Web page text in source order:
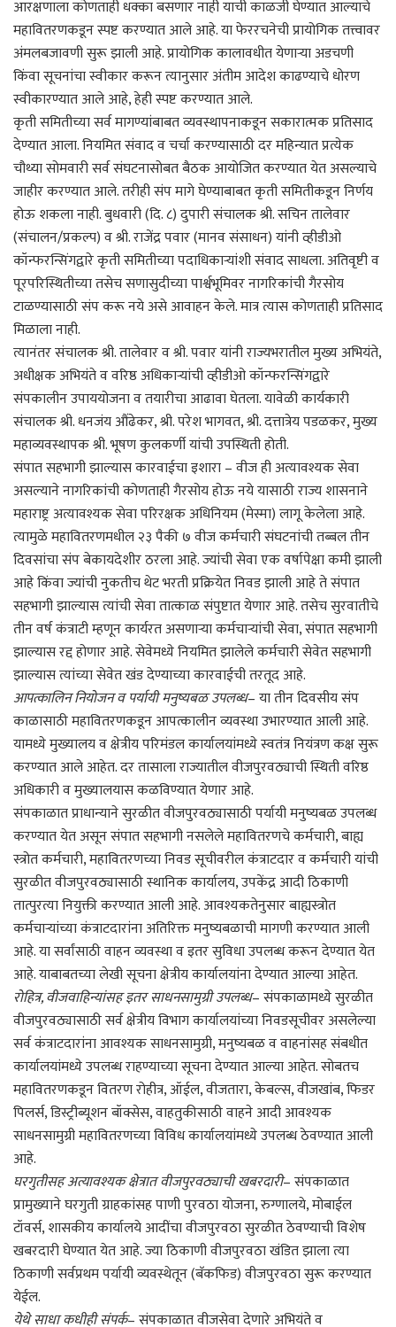
आरक्षणाला कोणताही धक्का बसणार नाही याची काळजी घेण्यात आल्याचे
महावितरणकडून स्पष्ट करण्यात आले आहे. या फेररचनेची प्रायोगिक तत्त्वावर
अंमलबजावणी सुरू झाली आहे. प्रायोगिक कालावधीत येणाऱ्या अडचणी
किंवा सूचनांचा स्वीकार करून त्यानुसार अंतीम आदेश काढण्याचे धोरण
स्वीकारण्यात आले आहे, हेही स्पष्ट करण्यात आले.
कृती समितीच्या सर्व मागण्यांबाबत व्यवस्थापनाकडून सकारात्मक प्रतिसाद
देण्यात आला. नियमित संवाद व चर्चा करण्यासाठी दर महिन्यात प्रत्येक
चौथ्या सोमवारी सर्व संघटनासोबत बैठक आयोजित करण्यात येत असल्याचे
जाहीर करण्यात आले. तरीही संप मागे घेण्याबाबत कृती समितीकडून निर्णय
होऊ शकला नाही. बुधवारी (दि. ८) दुपारी संचालक श्री. सचिन तालेवार
(संचालन/प्रकल्प) व श्री. राजेंद्र पवार (मानव संसाधन) यांनी व्हीडीओ
कॉन्फरन्सिंगद्वारे कृती समितीच्या पदाधिकाऱ्यांशी संवाद साधला. अतिवृष्टी व
पूरपरिस्थितीच्या तसेच सणासुदीच्या पार्श्वभूमिवर नागरिकांची गैरसोय
टाळण्यासाठी संप करू नये असे आवाहन केले. मात्र त्यास कोणताही प्रतिसाद
मिळाला नाही.
त्यानंतर संचालक श्री. तालेवार व श्री. पवार यांनी राज्यभरातील मुख्य अभियंते,
अधीक्षक अभियंते व वरिष्ठ अधिकाऱ्यांची व्हीडीओ कॉन्फरन्सिंगद्वारे
संपकालीन उपाययोजना व तयारीचा आढावा घेतला. यावेळी कार्यकारी
संचालक श्री. धनजंय औंढेकर, श्री. परेश भागवत, श्री. दत्तात्रेय पडळकर, मुख्य
महाव्यवस्थापक श्री. भूषण कुलकर्णी यांची उपस्थिती होती.
संपात सहभागी झाल्यास कारवाईचा इशारा – वीज ही अत्यावश्यक सेवा
असल्याने नागरिकांची कोणताही गैरसोय होऊ नये यासाठी राज्य शासनाने
महाराष्ट्र अत्यावश्यक सेवा परिरक्षक अधिनियम (मेस्मा) लागू केलेला आहे.
त्यामुळे महावितरणमधील २३ पैकी ७ वीज कर्मचारी संघटनांची तब्बल तीन
दिवसांचा संप बेकायदेशीर ठरला आहे. ज्यांची सेवा एक वर्षापेक्षा कमी झाली
आहे किंवा ज्यांची नुकतीच थेट भरती प्रक्रियेत निवड झाली आहे ते संपात
सहभागी झाल्यास त्यांची सेवा तात्काळ संपुष्टात येणार आहे. तसेच सुरवातीचे
तीन वर्ष कंत्राटी म्हणून कार्यरत असणाऱ्या कर्मचाऱ्यांची सेवा, संपात सहभागी
झाल्यास रद्द होणार आहे. सेवेमध्ये नियमित झालेले कर्मचारी सेवेत सहभागी
झाल्यास त्यांच्या सेवेत खंड देण्याच्या कारवाईची तरतूद आहे.
आपत्कालिन नियोजन व पर्यायी मनुष्यबळ उपलब्ध– या तीन दिवसीय संप
काळासाठी महावितरणकडून आपत्कालीन व्यवस्था उभारण्यात आली आहे.
यामध्ये मुख्यालय व क्षेत्रीय परिमंडल कार्यालयांमध्ये स्वतंत्र नियंत्रण कक्ष सुरू
करण्यात आले आहेत. दर तासाला राज्यातील वीजपुरवठ्याची स्थिती वरिष्ठ
अधिकारी व मुख्यालयास कळविण्यात येणार आहे.
संपकाळात प्राधान्याने सुरळीत वीजपुरवठ्यासाठी पर्यायी मनुष्यबळ उपलब्ध
करण्यात येत असून संपात सहभागी नसलेले महावितरणचे कर्मचारी, बाह्य
स्त्रोत कर्मचारी, महावितरणच्या निवड सूचीवरील कंत्राटदार व कर्मचारी यांची
सुरळीत वीजपुरवठ्यासाठी स्थानिक कार्यालय, उपकेंद्र आदी ठिकाणी
तात्पुरत्या नियुक्ती करण्यात आली आहे. आवश्यकतेनुसार बाह्यस्त्रोत
कर्मचाऱ्यांच्या कंत्राटदारांना अतिरिक्त मनुष्यबळाची मागणी करण्यात आली
आहे. या सर्वांसाठी वाहन व्यवस्था व इतर सुविधा उपलब्ध करून देण्यात येत
आहे. याबाबतच्या लेखी सूचना क्षेत्रीय कार्यालयांना देण्यात आल्या आहेत.
रोहित्र, वीजवाहिन्यांसह इतर साधनसामुग्री उपलब्ध– संपकाळामध्ये सुरळीत
वीजपुरवठ्यासाठी सर्व क्षेत्रीय विभाग कार्यालयांच्या निवडसूचीवर असलेल्या
सर्व कंत्राटदारांना आवश्यक साधनसामुग्री, मनुष्यबळ व वाहनांसह संबधीत
कार्यालयांमध्ये उपलब्ध राहण्याच्या सूचना देण्यात आल्या आहेत. सोबतच
महावितरणकडून वितरण रोहीत्र, ऑईल, वीजतारा, केबल्स, वीजखांब, फिडर
पिलर्स, डिस्ट्रीब्यूशन बॉक्सेस, वाहतुकीसाठी वाहने आदी आवश्यक
साधनसामुग्री महावितरणच्या विविध कार्यालयांमध्ये उपलब्ध ठेवण्यात आली
आहे.
घरगुतीसह अत्यावश्यक क्षेत्रात वीजपुरवठ्याची खबरदारी– संपकाळात
प्रामुख्याने घरगुती ग्राहकांसह पाणी पुरवठा योजना, रुग्णालये, मोबाईल
टॉवर्स, शासकीय कार्यालये आदींचा वीजपुरवठा सुरळीत ठेवण्याची विशेष
खबरदारी घेण्यात येत आहे. ज्या ठिकाणी वीजपुरवठा खंडित झाला त्या
ठिकाणी सर्वप्रथम पर्यायी व्यवस्थेतून (बॅकफिड) वीजपुरवठा सुरू करण्यात
येईल.
येथे साधा कधीही संपर्क– संपकाळात वीजसेवा देणारे अभियंते व